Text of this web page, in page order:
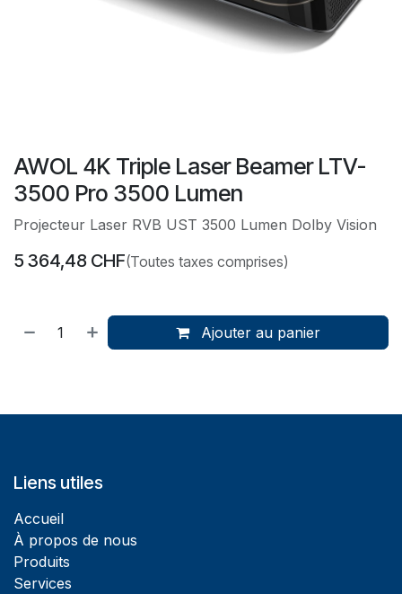
AWOL 4K Triple Laser Beamer LTV-
3500 Pro 3500 Lumen
Projecteur Laser RVB UST 3500 Lumen Dolby Vision
5 364,48 CHF(Toutes taxes comprises)
Ajouter au panier
Liens utiles
Accueil
À propos de nous
Produits
Services